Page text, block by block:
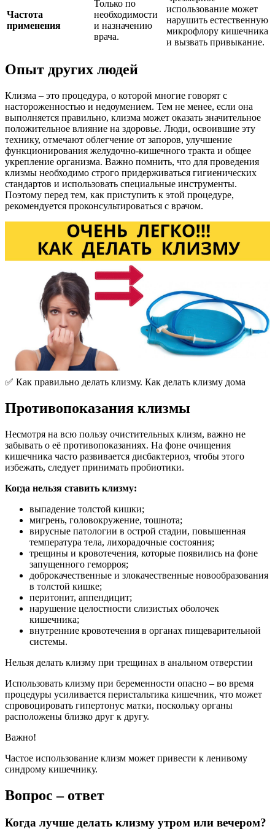
Частота
применения
Только по
необходимости
и назначению
врача.
использование может
нарушить естественную
микрофлору кишечника
и вызвать привыкание.
Опыт других людей
Клизма – это процедура, о которой многие говорят с
настороженностью и недоумением. Тем не менее, если она
выполняется правильно, клизма может оказать значительное
положительное влияние на здоровье. Люди, освоившие эту
технику, отмечают облегчение от запоров, улучшение
функционирования желудочно-кишечного тракта и общее
укрепление организма. Важно помнить, что для проведения
клизмы необходимо строго придерживаться гигиенических
стандартов и использовать специальные инструменты.
Поэтому перед тем, как приступить к этой процедуре,
рекомендуется проконсультироваться с врачом.
✅ Как правильно делать клизму. Как делать клизму дома
Противопоказания клизмы
Несмотря на всю пользу очистительных клизм, важно не
забывать о её противопоказаниях. На фоне очищения
кишечника часто развивается дисбактериоз, чтобы этого
избежать, следует принимать пробиотики.
Когда нельзя ставить клизму:
выпадение толстой кишки;
мигрень, головокружение, тошнота;
вирусные патологии в острой стадии, повышенная
температура тела, лихорадочные состояния;
трещины и кровотечения, которые появились на фоне
запущенного геморроя;
доброкачественные и злокачественные новообразования
в толстой кишке;
перитонит, аппендицит;
нарушение целостности слизистых оболочек
кишечника;
внутренние кровотечения в органах пищеварительной
системы.
Нельзя делать клизму при трещинах в анальном отверстии
Использовать клизму при беременности опасно – во время
процедуры усиливается перистальтика кишечник, что может
спровоцировать гипертонус матки, поскольку органы
расположены близко друг к другу.
Важно!
Частое использование клизм может привести к ленивому
синдрому кишечнику.
Вопрос – ответ
Когда лучше делать клизму утром или вечером?